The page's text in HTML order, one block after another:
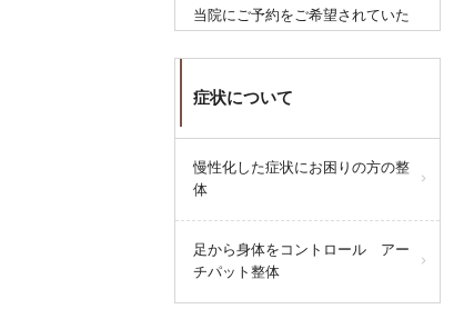
当院にご予約をご希望されていた
方に関しては、大変ご迷惑をおか
けいたします。
申し訳ございません。
query_builder2026年7月14日
7月15日(水曜日)は都合によりお休
ご迷惑をおかけししますが、よろ
しくお願い致します。
症状について
慢性化した症状にお困りの方の整
体
足から身体をコントロール アー
チパット整体